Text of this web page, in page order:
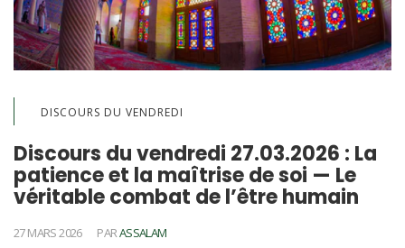
DISCOURS DU VENDREDI
Discours du vendredi 27.03.2026 : La
patience et la maîtrise de soi — Le
véritable combat de l’être humain
27 MARS 2026 PARASSALAM